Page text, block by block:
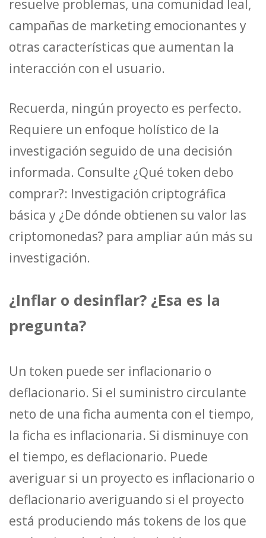
resuelve problemas, una comunidad leal,
campañas de marketing emocionantes y
otras características que aumentan la
interacción con el usuario.
Recuerda, ningún proyecto es perfecto.
Requiere un enfoque holístico de la
investigación seguido de una decisión
informada. Consulte ¿Qué token debo
comprar?: Investigación criptográfica
básica y ¿De dónde obtienen su valor las
criptomonedas? para ampliar aún más su
investigación.
¿Inflar o desinflar? ¿Esa es la
pregunta?
Un token puede ser inflacionario o
deflacionario. Si el suministro circulante
neto de una ficha aumenta con el tiempo,
la ficha es inflacionaria. Si disminuye con
el tiempo, es deflacionario. Puede
averiguar si un proyecto es inflacionario o
deflacionario averiguando si el proyecto
está produciendo más tokens de los que